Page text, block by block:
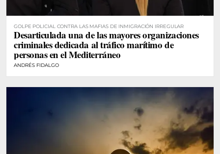
GOLPE POLICIAL CONTRA LAS MAFIAS DE INMIGRACIÓN IRREGULAR
Desarticulada una de las mayores organizaciones
criminales dedicada al tráfico marítimo de
personas en el Mediterráneo
ANDRÉS FIDALGO